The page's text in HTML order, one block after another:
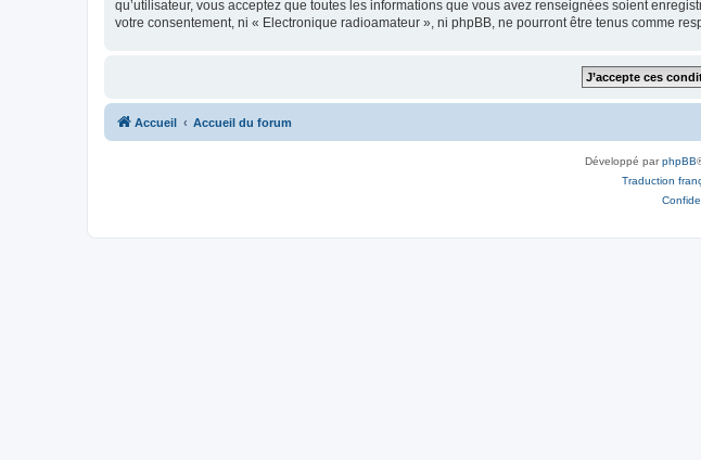
qu’utilisateur, vous acceptez que toutes les informations que vous avez renseignées soient
votre consentement, ni « Electronique radioamateur », ni phpBB, ne pourront être tenus comme
Accueil Accueil du forum
Développé parphpBB
Traduction